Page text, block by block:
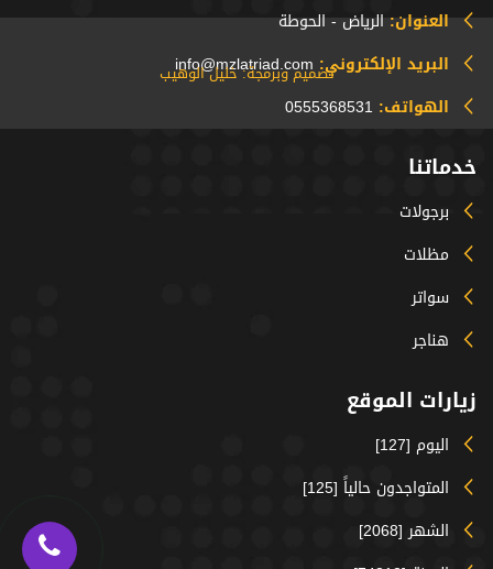
العنوان:الرياض - الحوطة
البريد الإلكتروني:info@mzlatriad.com
الهواتف: 0555368531
خدماتنا
برجولات
مظلات
سواتر
هناجر
زيارات الموقع
اليوم [127]
المتواجدون حالياً [125]
الشهر [2068]
تصميم وبرمجة: خليل الوهيب